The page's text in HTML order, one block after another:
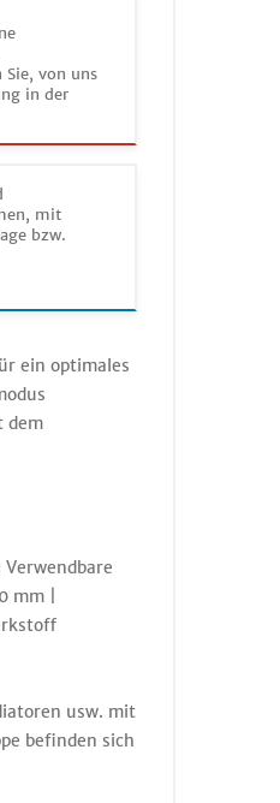
von uns
in der
mit
bzw.
ein optimales
dem
mm |
usw. mit
befinden sich